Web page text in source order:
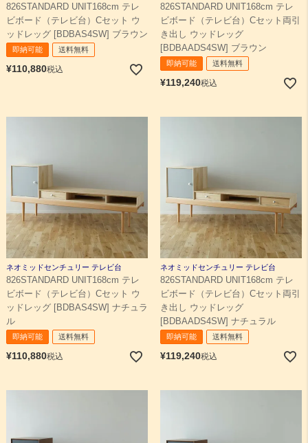
826STANDARD UNIT168cm テレ
ビボード（テレビ台）Cセット ウ
ッドレッグ [BDBAS4SW] ブラウン
即納可能 送料無料
¥110,880税込
826STANDARD UNIT168cm テレ
ビボード（テレビ台）Cセット両引
き出し ウッドレッグ
[BDBAADS4SW] ブラウン
即納可能 送料無料
¥119,240税込
ネオミッドセンチュリー テレビ台
826STANDARD UNIT168cm テレ
ビボード（テレビ台）Cセット ウ
ッドレッグ [BDBAS4SW] ナチュラ
ル
即納可能 送料無料
¥110,880税込
ネオミッドセンチュリー テレビ台
826STANDARD UNIT168cm テレ
ビボード（テレビ台）Cセット両引
き出し ウッドレッグ
[BDBAADS4SW] ナチュラル
即納可能 送料無料
¥119,240税込